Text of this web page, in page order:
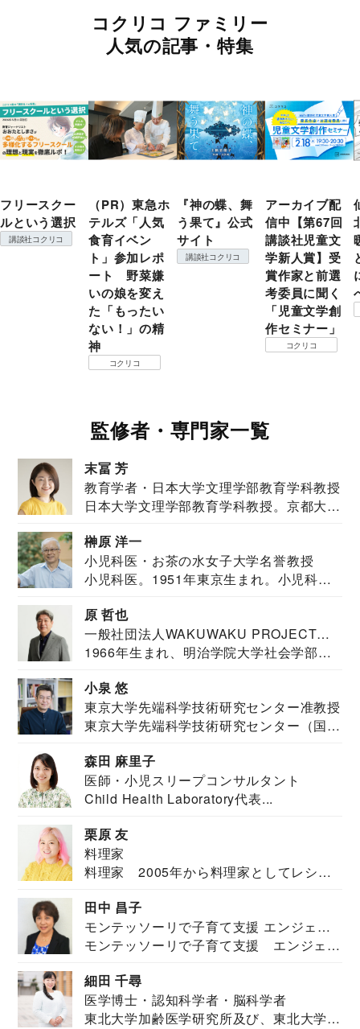
コクリコ ファミリー
人気の記事・特集
フリースクー
ルという選択
講談社コクリコ
（PR）東急ホ
テルズ「人気
食育イベン
ト」参加レポ
ート 野菜嫌
いの娘を変え
た「もったい
ない！」の精
神
コクリコ
『神の蝶、舞
う果て』公式
サイト
講談社コクリコ
アーカイブ配
信中【第67回
講談社児童文
学新人賞】受
賞作家と前選
考委員に聞く
「児童文学創
作セミナー」
コクリコ
監修者・専門家一覧
末冨 芳
教育学者・日本大学文理学部教育学科教授
日本大学文理学部教育学科教授。京都大学
榊原 洋一
小児科医・お茶の水女子大学名誉教授
小児科医。1951年東京生まれ。小児科
原 哲也
一般社団法人WAKUWAKU PROJECT
JAPAN代表・言語聴覚士・社会福祉士
1966年生まれ、明治学院大学社会学部福
小泉 悠
東京大学先端科学技術研究センター准教授
東京大学先端科学技術研究センター（国際
森田 麻里子
医師・小児スリープコンサルタント
Child Health Laboratory代表...
栗原 友
料理家
料理家 2005年から料理家としてレシピ
田中 昌子
モンテッソーリで子育て支援 エンジェル
ズハウス研究所所長
モンテッソーリで子育て支援 エンジェル
細田 千尋
医学博士・認知科学者・脳科学者
東北大学加齢医学研究所及び、東北大学大